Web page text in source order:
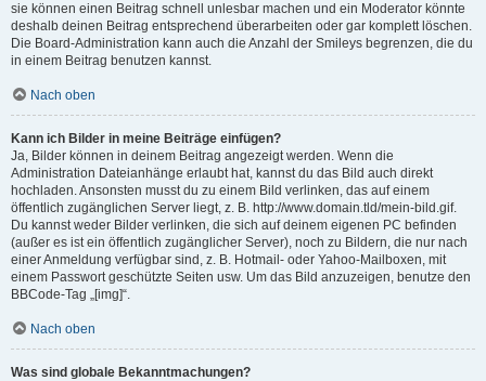
sie können einen Beitrag schnell unlesbar machen und ein Moderator könnte
deshalb deinen Beitrag entsprechend überarbeiten oder gar komplett löschen.
Die Board-Administration kann auch die Anzahl der Smileys begrenzen, die du
in einem Beitrag benutzen kannst.
Nach oben
Kann ich Bilder in meine Beiträge einfügen?
Ja, Bilder können in deinem Beitrag angezeigt werden. Wenn die
Administration Dateianhänge erlaubt hat, kannst du das Bild auch direkt
hochladen. Ansonsten musst du zu einem Bild verlinken, das auf einem
öffentlich zugänglichen Server liegt, z. B. http://www.domain.tld/mein-bild.gif.
Du kannst weder Bilder verlinken, die sich auf deinem eigenen PC befinden
(außer es ist ein öffentlich zugänglicher Server), noch zu Bildern, die nur nach
einer Anmeldung verfügbar sind, z. B. Hotmail- oder Yahoo-Mailboxen, mit
einem Passwort geschützte Seiten usw. Um das Bild anzuzeigen, benutze den
BBCode-Tag „[img]“.
Nach oben
Was sind globale Bekanntmachungen?